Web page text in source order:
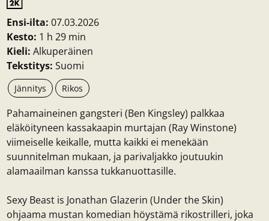
Ensi-ilta: 07.03.2026
Kesto: 1 h 29 min
Kieli: Alkuperäinen
Tekstitys: Suomi
Jännitys Rikos
Pahamaineinen gangsteri (Ben Kingsley) palkkaa
eläköityneen kassakaapin murtajan (Ray Winstone)
viimeiselle keikalle, mutta kaikki ei menekään
suunnitelman mukaan, ja parivaljakko joutuukin
alamaailman kanssa tukkanuottasille.
Sexy Beast is Jonathan Glazerin (Under the Skin)
ohjaama mustan komedian höystämä rikostrilleri, joka